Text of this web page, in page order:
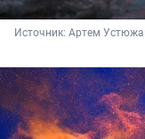
Источник: Артем